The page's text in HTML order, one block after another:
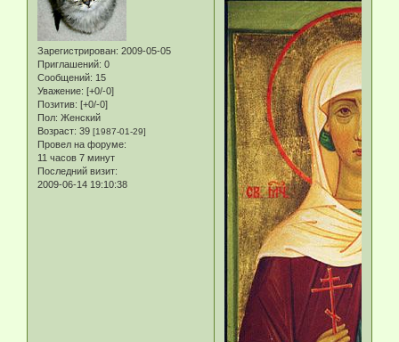
Зарегистрирован: 2009-05-05
Приглашений: 0
Сообщений: 15
Уважение: [+0/-0]
Позитив: [+0/-0]
Пол: Женский
Возраст: 39 [1987-01-29]
Провел на форуме:
11 часов 7 минут
Последний визит:
2009-06-14 19:10:38